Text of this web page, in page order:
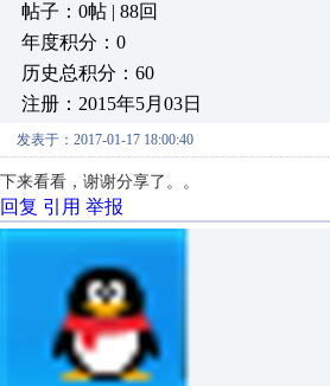
帖子：0帖 | 88回
年度积分：0
历史总积分：60
注册：2015年5月03日
发表于：2017-01-17 18:00:40
下来看看，谢谢分享了。。
回复 引用 举报